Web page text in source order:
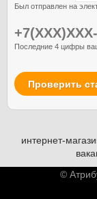
Был отправлен на
+7(XXX)XXX-
Последние 4 цифры
Проверить
интернет-
©